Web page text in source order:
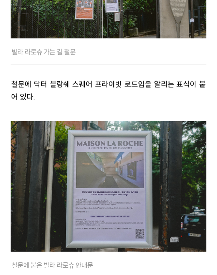
빌라 라로슈 가는 길 철문
철문에 닥터 블랑쉐 스퀘어 프라이빗 로드임을 알리는 표식이 붙
어 있다.
철문에 붙은 빌라 라로슈 안내문